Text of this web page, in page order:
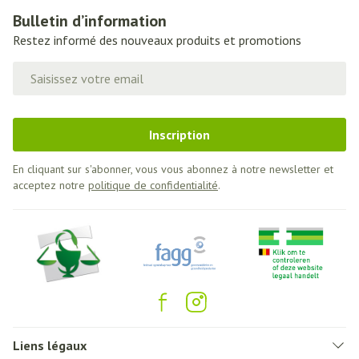
Bulletin d’information
Restez informé des nouveaux produits et promotions
Inscription
En cliquant sur s'abonner, vous vous abonnez à notre newsletter et
acceptez notre politique de confidentialité.
Liens légaux